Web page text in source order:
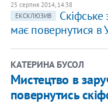
25 серпня 2014, 14:38
ЕКСКЛЮЗИВ
Скіфське
має повернутися в
КАТЕРИНА БУСОЛ
Мистецтво в
повернутись